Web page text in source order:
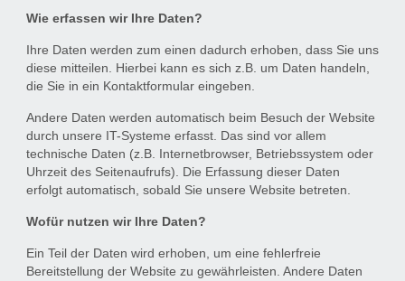
Wie erfassen wir Ihre Daten?
Ihre Daten werden zum einen dadurch erhoben, dass Sie uns
diese mitteilen. Hierbei kann es sich z.B. um Daten handeln,
die Sie in ein Kontaktformular eingeben.
Andere Daten werden automatisch beim Besuch der Website
durch unsere IT-Systeme erfasst. Das sind vor allem
technische Daten (z.B. Internetbrowser, Betriebssystem oder
Uhrzeit des Seitenaufrufs). Die Erfassung dieser Daten
erfolgt automatisch, sobald Sie unsere Website betreten.
Wofür nutzen wir Ihre Daten?
Ein Teil der Daten wird erhoben, um eine fehlerfreie
Bereitstellung der Website zu gewährleisten. Andere Daten